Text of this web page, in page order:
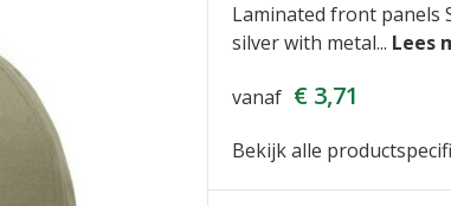
Laminated front panels
silver with metal...
vanaf € 3,71
Bekijk alle